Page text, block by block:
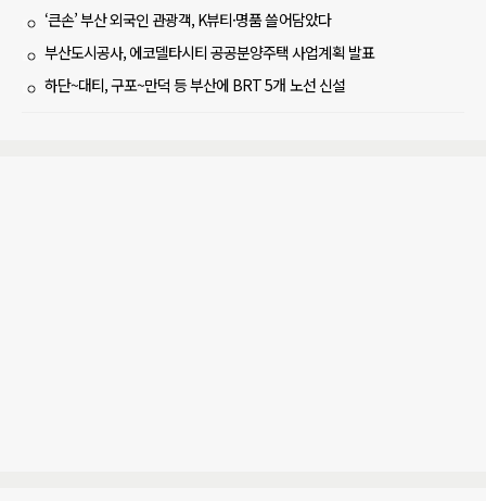
‘큰손’ 부산 외국인 관광객, K뷰티·명품 쓸어담았다
부산도시공사, 에코델타시티 공공분양주택 사업계획 발표
하단~대티, 구포~만덕 등 부산에 BRT 5개 노선 신설